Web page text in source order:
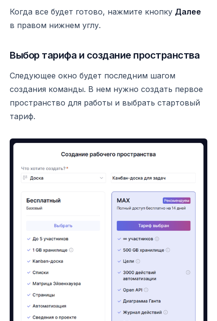
Когда все будет готово, нажмите кнопку Далее
в правом нижнем углу.
Выбор тарифа и создание пространства
Следующее окно будет последним шагом
создания команды. В нем нужно создать первое
пространство для работы и выбрать стартовый
тариф.